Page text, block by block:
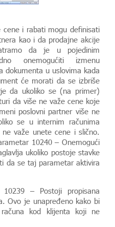
cene i rabati mogu definisati
kao i da prodajne akcije
da je u pojedinim
onemogućiti izmenu
dokumenta u uslovima kada
će morati da se izbriše
da ukoliko se (na primer)
da više ne važe cene koje
poslovni partner više ne
se u internim računima
važe unete cene i slično.
10240 – Onemogući
ukoliko postoje stavke
da se taj parametar aktivira
– Postoji propisana
Ovo je unapređeno kako bi
kod klijenta koji ne